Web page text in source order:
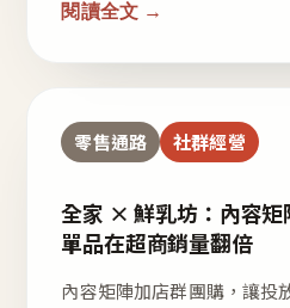
閱讀全文 →
零售通路 社群經營
全家 × 鮮乳坊：內容矩
單品在超商銷量翻倍
內容矩陣加店群團購，讓投